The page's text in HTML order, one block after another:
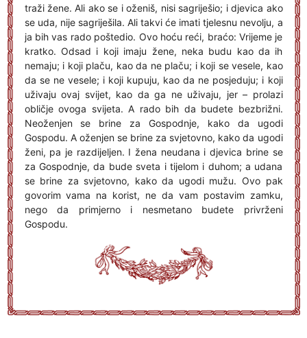
traži žene. Ali ako se i oženiš, nisi sagriješio; i djevica ako
se uda, nije sagriješila. Ali takvi će imati tjelesnu nevolju, a
ja bih vas rado poštedio. Ovo hoću reći, braćo: Vrijeme je
kratko. Odsad i koji imaju žene, neka budu kao da ih
nemaju; i koji plaču, kao da ne plaču; i koji se vesele, kao
da se ne vesele; i koji kupuju, kao da ne posjeduju; i koji
uživaju ovaj svijet, kao da ga ne uživaju, jer – prolazi
obličje ovoga svijeta. A rado bih da budete bezbrižni.
Neoženjen se brine za Gospodnje, kako da ugodi
Gospodu. A oženjen se brine za svjetovno, kako da ugodi
ženi, pa je razdijeljen. I žena neudana i djevica brine se
za Gospodnje, da bude sveta i tijelom i duhom; a udana
se brine za svjetovno, kako da ugodi mužu. Ovo pak
govorim vama na korist, ne da vam postavim zamku,
nego da primjerno i nesmetano budete privrženi
Gospodu.